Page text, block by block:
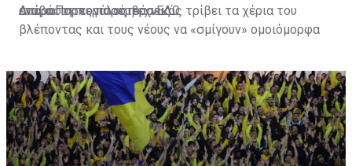
απαραίτητες παρεμβάσεις.
ενώ ο Πορτογάλος τεχνικός τρίβει τα χέρια του
βλέποντας και τους νέους να «σμίγουν» ομοιόμορφα
Διαβάστε περισσότεραΕΔΩ.